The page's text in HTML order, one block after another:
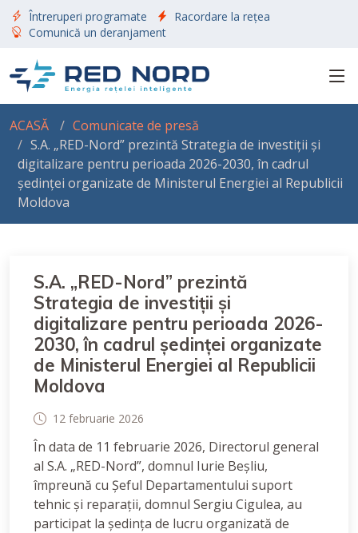
Întreruperi programate
Racordare la rețea
Comunică un deranjament
ACASĂ
Comunicate de presă
S.A. „RED-Nord” prezintă Strategia de investiții și
digitalizare pentru perioada 2026-2030, în cadrul
ședinței organizate de Ministerul Energiei al Republicii
Moldova
S.A. „RED-Nord” prezintă
Strategia de investiții și
digitalizare pentru perioada 2026-
2030, în cadrul ședinței organizate
de Ministerul Energiei al Republicii
Moldova
12 februarie 2026
În data de 11 februarie 2026, Directorul general
al S.A. „RED-Nord”, domnul Iurie Beșliu,
împreună cu Șeful Departamentului suport
tehnic și reparații, domnul Sergiu Cigulea, au
participat la ședința de lucru organizată de